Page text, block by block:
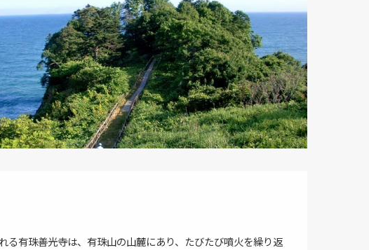
る有珠善光寺は、有珠山の山麓にあり、たびたび噴火を繰り返